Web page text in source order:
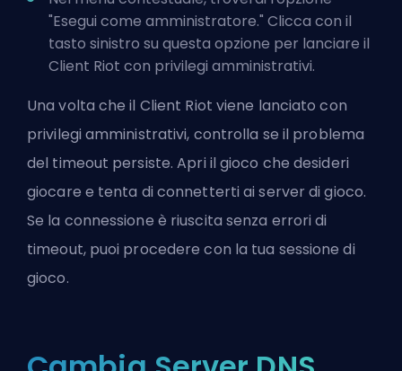
"Esegui come amministratore." Clicca con il
tasto sinistro su questa opzione per lanciare il
Client Riot con privilegi amministrativi.
Una volta che il Client Riot viene lanciato con
privilegi amministrativi, controlla se il problema
del timeout persiste. Apri il gioco che desideri
giocare e tenta di connetterti ai server di gioco.
Se la connessione è riuscita senza errori di
timeout, puoi procedere con la tua sessione di
gioco.